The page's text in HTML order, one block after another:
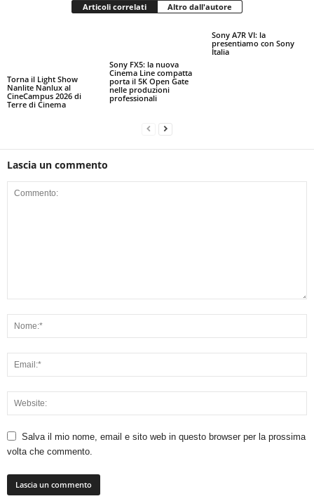
Articoli correlati Altro dall'autore
Torna il Light Show
Nanlite Nanlux al
CineCampus 2026 di
Terre di Cinema
Sony FX5: la nuova
Cinema Line compatta
porta il 5K Open Gate
nelle produzioni
professionali
Sony A7R VI: la
presentiamo con Sony
Italia
Lascia un commento
Salva il mio nome, email e sito web in questo browser per la prossima
volta che commento.